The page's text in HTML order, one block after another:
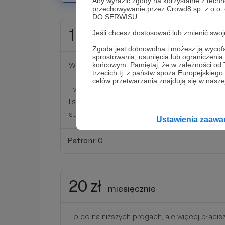
przechowywanie przez Crowd8 sp. z
DO SERWISU.
Jeśli chcesz dostosować lub zmienić
Zgoda jest dobrowolna i możesz ją
sprostowania, usunięcia lub
końcowym. Pamiętaj, że w zależności
trzecich tj. z państw spoza
celów przetwarzania znajdują się w
Ustawienia
10 zł miesięcznie
Większa, podpisana cegiełka w murze
Twoje imię bądź ksywka pojawią się na liście
lista będzie publikowana (docelowo na
stronie podkastu).
Patroni: 0
20 zł miesięcznie
To co na niższych progach, ale więcej